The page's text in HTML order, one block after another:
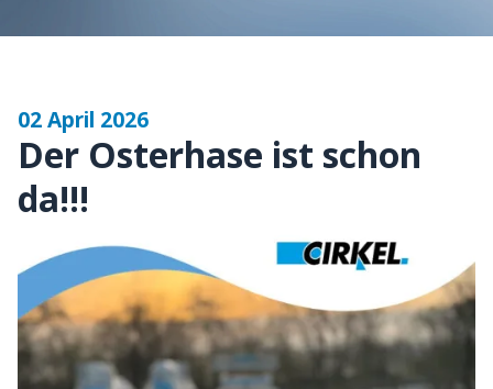
02 April 2026
Der Osterhase ist schon
da!!!